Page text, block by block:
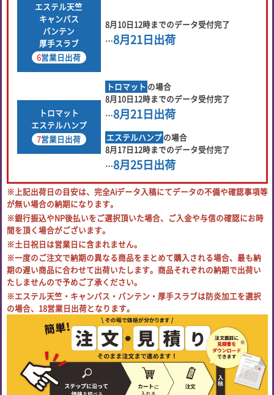
エステル天竺
キャンバス
バンテン
厚手スラブ
6営業日出荷
8月10日12時までのデータ受付完了
…8月21日出荷
トロマット
エステルハンプ
7営業日出荷
トロマット の場合
8月10日12時までのデータ受付完了
…8月21日出荷
エステルハンプの場合
8月17日12時までのデータ受付完了
…8月25日出荷
※上記出荷日の目安は、完全Aiデータ入稿にてデータの不備や確認事項等
が無い場合の納期になります。
※銀行振込やNP後払いをご選択頂いた場合、ご入金や与信の確認にお時
間を頂く場合がございます。
※土日祝日は営業日に含まれません。
※一度のご注文で納期の異なる商品をまとめて購入される場合、最も納
期の遅い商品に合わせて出荷いたします。商品それぞれの納期で出荷い
たしませんので予めご了承ください。
※エステル天竺・キャンバス・バンテン・厚手スラブは防炎加工を選択
の場合、18営業日出荷となります。